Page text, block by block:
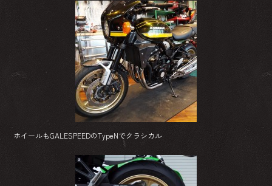
ホイールもGALESPEEDのTypeNでクラシカル